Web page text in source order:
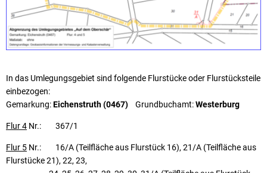
In das Umlegungsgebiet sind folgende Flurstücke oder Flurstücksteile
einbezogen:
Gemarkung:Eichenstruth (0467) Grundbuchamt:Westerburg
Flur 4 Nr.: 367/1
Flur 5 Nr.: 16/A (Teilfläche aus Flurstück 16), 21/A (Teilfläche aus
Flurstücke 21), 22, 23,